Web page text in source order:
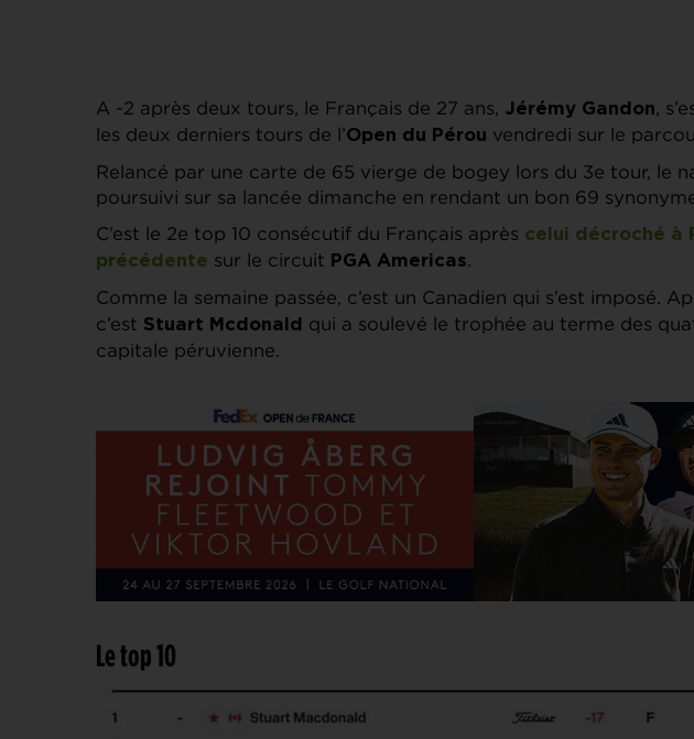
A -2 après deux tours, le Français de 27 ans, Jérémy Gandon,
les deux derniers tours de l’Open du Pérou vendredi sur le
Relancé par une carte de 65 vierge de bogey lors du 3e tour, le
poursuivi sur sa lancée dimanche en rendant un bon 69
C’est le 2e top 10 consécutif du Français après celui décroché à
précédente sur le circuit PGA Americas.
Comme la semaine passée, c’est un Canadien qui s’est imposé.
c’est Stuart Mcdonald
qui a soulevé le trophée au terme des
capitale péruvienne.
Le top 10